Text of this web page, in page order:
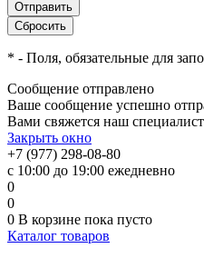
* - Поля, обязательные для
Сообщение отправлено
Ваше сообщение успешно
Вами свяжется наш специалист
Закрыть окно
+7 (977) 298-08-80
с 10:00 до 19:00 ежедневно
0
0
0 В корзине пока пусто
Каталог товаров